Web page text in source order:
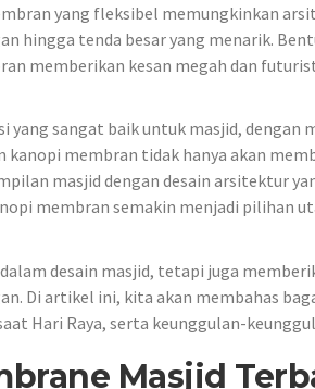
yang fleksibel memungkinkan
hingga tenda besar yang menarik.
memberikan kesan megah dan
sangat baik untuk masjid, dengan
membran tidak hanya akan
masjid dengan desain arsitektur
membran semakin menjadi pilihan
desain masjid, tetapi juga
Di artikel ini, kita akan membahas
Hari Raya, serta keunggulan-
Masjid